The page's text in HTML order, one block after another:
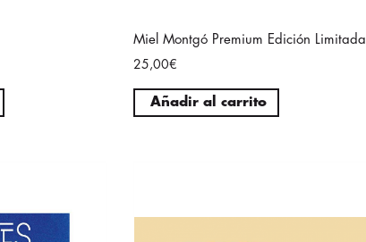
Miel Montgó Premium Edición Limitada
25,00€
Añadir al carrito